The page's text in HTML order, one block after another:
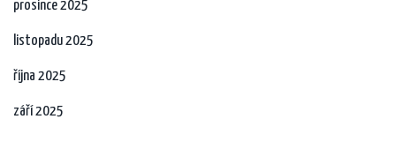
prosince 2025
listopadu 2025
října 2025
září 2025